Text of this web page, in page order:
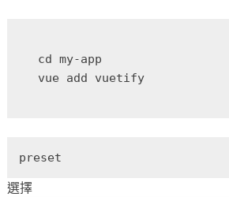
cd my-app
vue add vuetify
preset
選擇